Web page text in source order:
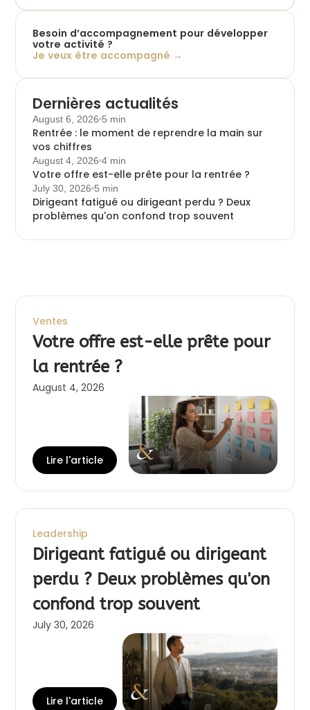
Besoin d’accompagnement pour développer
votre activité ?
Je veux être accompagné →
Dernières actualités
August 6, 2026 5 min
Rentrée : le moment de reprendre la main sur
vos chiffres
August 4, 2026 4 min
Votre offre est-elle prête pour la rentrée ?
July 30, 2026 5 min
Dirigeant fatigué ou dirigeant perdu ? Deux
problèmes qu'on confond trop souvent
Ventes
Votre offre est-elle prête pour
la rentrée ?
August 4, 2026
Lire l'article
Leadership
Dirigeant fatigué ou dirigeant
perdu ? Deux problèmes qu'on
confond trop souvent
July 30, 2026
Lire l'article